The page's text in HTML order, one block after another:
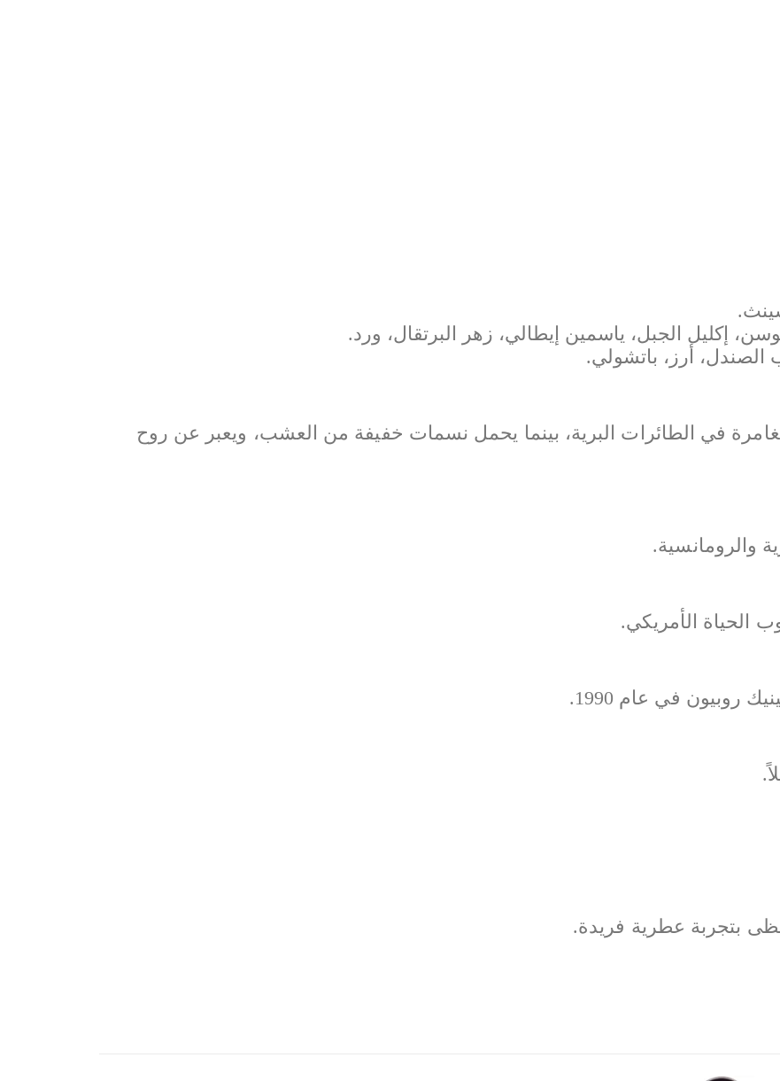
إكليل الجبل، ياسمين إيطالي، زهر البرتقال، ورد.
الصندل، أرز، باتشولي.
في الطائرات البرية، بينما يحمل نسمات خفيفة من العشب، ويعبر عن روح
والرومانسية.
الحياة الأمريكي.
روبيون في عام 1990.
بتجربة عطرية فريدة.